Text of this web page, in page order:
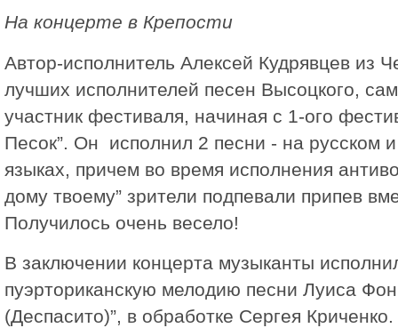
На концерте в Крепости
Автор-исполнитель Алексей Кудрявцев из
лучших исполнителей песен Высоцкого,
участник фестиваля, начиная с 1-ого
Песок”. Он исполнил 2 песни - на русском
языках, причем во время исполнения
дому твоему” зрители подпевали припев
Получилось очень весело!
В заключении концерта музыканты
пуэрториканскую мелодию песни Луиса
(Деспасито)”, в обработке Сергея